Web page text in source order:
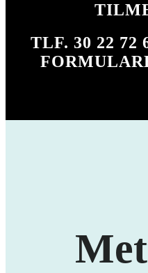
TLF. 30 22 72